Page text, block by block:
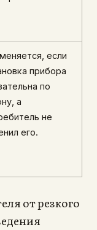
если
прибора
по
а
не
его.
от резкого